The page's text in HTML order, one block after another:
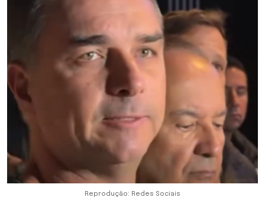
Reprodução: Redes Sociais